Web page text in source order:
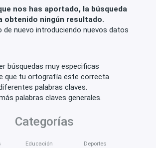
nos has aportado, la búsqueda
obtenido ningún resultado.
de nuevo introduciendo nuevos datos
búsquedas muy especificas
que tu ortografía este correcta.
palabras claves.
palabras claves generales.
Categorías
Educación Deportes